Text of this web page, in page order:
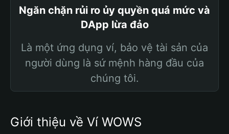
Ngăn chặn rủi ro ủy quyền quá mức và
DApp lừa đảo
Là một ứng dụng ví, bảo vệ tài sản của
người dùng là sứ mệnh hàng đầu của
chúng tôi.
Giới thiệu về Ví WOWS